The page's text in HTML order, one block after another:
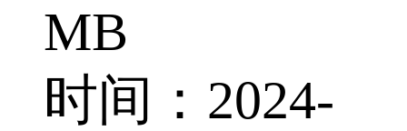
MB
时间：2024-